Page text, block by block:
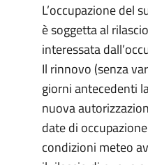
L’occupazione del
è soggetta al
interessata
Il rinnovo (senza
giorni antecedenti
nuova
date di
condizioni meteo